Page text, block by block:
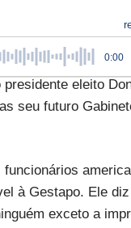
0:00
eleito
seu futuro
à Gestapo. Ele
exceto a